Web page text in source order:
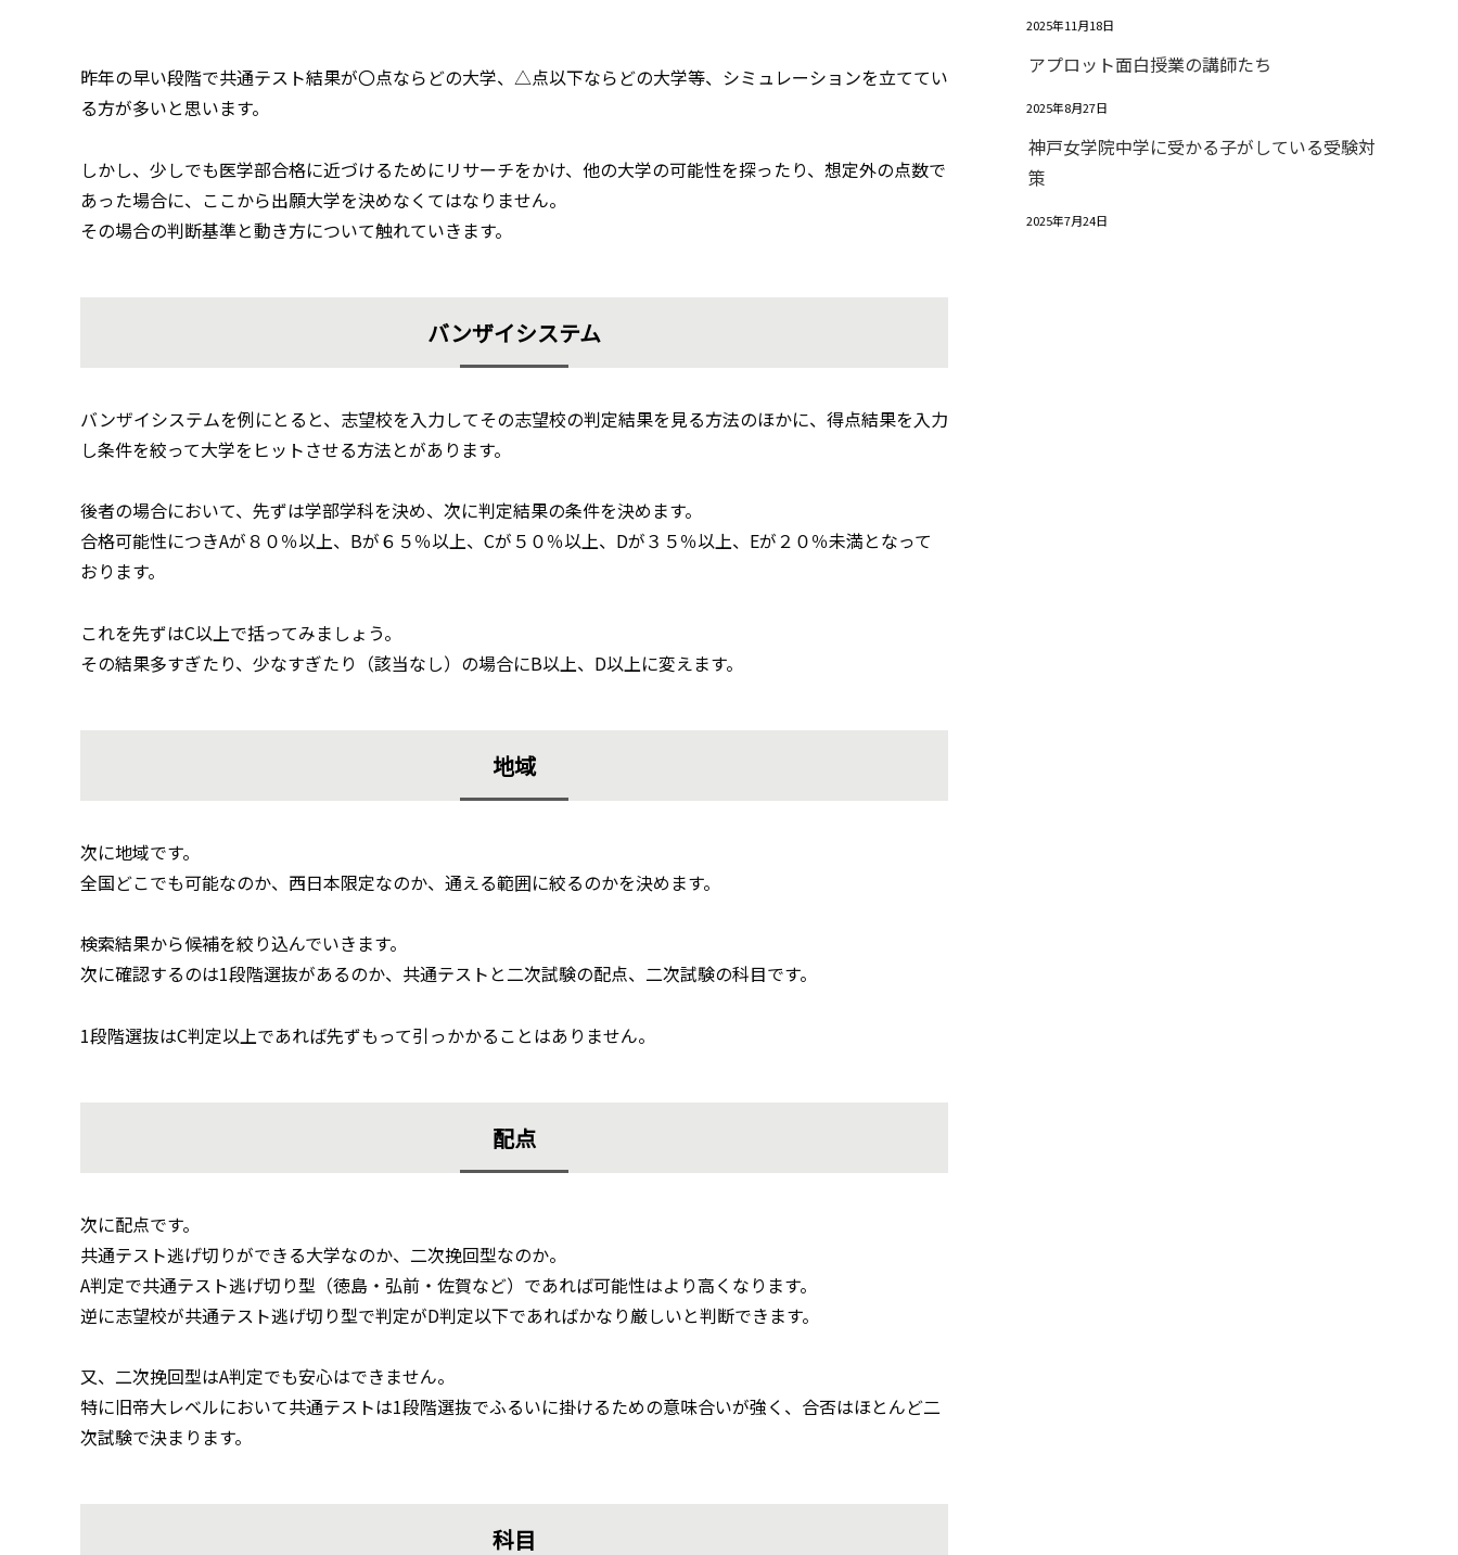
昨年の早い段階で共通テスト結果が〇点ならどの大学、△点以下ならどの大学等、シミュレーションを立ててい
る方が多いと思います。
しかし、少しでも医学部合格に近づけるためにリサーチをかけ、他の大学の可能性を探ったり、想定外の点数で
あった場合に、ここから出願大学を決めなくてはなりません。
その場合の判断基準と動き方について触れていきます。
バンザイシステム
バンザイシステムを例にとると、志望校を入力してその志望校の判定結果を見る方法のほかに、得点結果を入力
し条件を絞って大学をヒットさせる方法とがあります。
後者の場合において、先ずは学部学科を決め、次に判定結果の条件を決めます。
合格可能性につきAが８０％以上、Bが６５％以上、Cが５０％以上、Dが３５％以上、Eが２０％未満となって
おります。
これを先ずはC以上で括ってみましょう。
その結果多すぎたり、少なすぎたり（該当なし）の場合にB以上、D以上に変えます。
地域
次に地域です。
全国どこでも可能なのか、西日本限定なのか、通える範囲に絞るのかを決めます。
検索結果から候補を絞り込んでいきます。
次に確認するのは1段階選抜があるのか、共通テストと二次試験の配点、二次試験の科目です。
1段階選抜はC判定以上であれば先ずもって引っかかることはありません。
配点
次に配点です。
共通テスト逃げ切りができる大学なのか、二次挽回型なのか。
A判定で共通テスト逃げ切り型（徳島・弘前・佐賀など）であれば可能性はより高くなります。
逆に志望校が共通テスト逃げ切り型で判定がD判定以下であればかなり厳しいと判断できます。
又、二次挽回型はA判定でも安心はできません。
特に旧帝大レベルにおいて共通テストは1段階選抜でふるいに掛けるための意味合いが強く、合否はほとんど二
次試験で決まります。
科目
2025年11月18日
アプロット面白授業の講師たち
2025年8月27日
神戸女学院中学に受かる子がしている受験対
策
2025年7月24日